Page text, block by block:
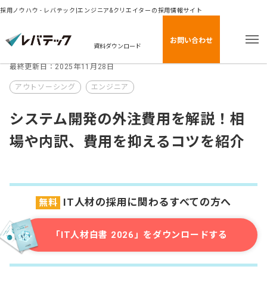
採用ノウハウ - レバテック|エンジニア&クリエイターの採用情報サイト
資料ダウンロード
お問い合わせ
最終更新日：2025年11月28日
アウトソーシング エンジニア
システム開発の外注費用を解説！相
場や内訳、費用を抑えるコツを紹介
無料 IT人材の採用に関わるすべての方へ
「IT人材白書 2026」をダウンロードする